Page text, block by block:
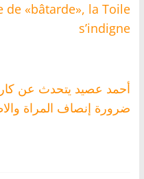
«bâtarde», la Toile
s’indigne
أحمد عصيد يتحدث عن
ضرورة إنصاف المراة